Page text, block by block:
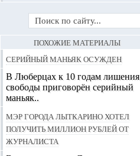
ПОХОЖИЕ МАТЕРИАЛЫ
Серийный маньяк осужден
В Люберцах к 10 годам лишения
свободы приговорён серийный
маньяк..
Мэр города Лыткарино хотел
получить миллион рублей от
журналиста